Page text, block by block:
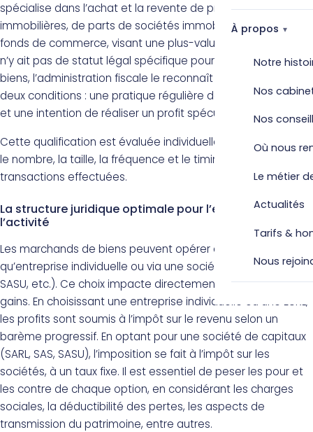
À propos
Notre
Nos
Nos
Où nous
Le métier
Actualités
Tarifs &
Nous
spécialise dans l’achat et la revente de propriétés
immobilières, de parts de sociétés immobilières ou de
fonds de commerce, visant une plus-value rapide. Bien qu’il
n’y ait pas de statut légal spécifique pour le marchand de
biens, l’administration fiscale le reconnaît comme tel sous
deux conditions : une pratique régulière de l’achat-revente
et une intention de réaliser un profit spéculatif.
Cette qualification est évaluée individuellement, basée sur
le nombre, la taille, la fréquence et le timing des
transactions effectuées.
La structure juridique optimale pour l’exercice de
l’activité
Les marchands de biens peuvent opérer en tant
qu’entreprise individuelle ou via une société (EURL, SARL, SAS,
SASU, etc.). Ce choix impacte directement la fiscalité des
gains. En choisissant une entreprise individuelle ou une EURL,
les profits sont soumis à l’impôt sur le revenu selon un
barème progressif. En optant pour une société de capitaux
(SARL, SAS, SASU), l’imposition se fait à l’impôt sur les
sociétés, à un taux fixe. Il est essentiel de peser les pour et
les contre de chaque option, en considérant les charges
sociales, la déductibilité des pertes, les aspects de
transmission du patrimoine, entre autres.